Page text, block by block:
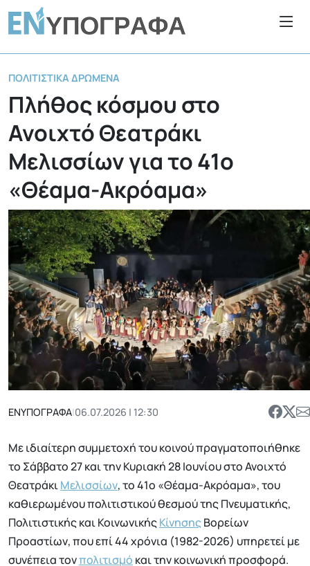
ΠΟΛΙΤΙΣΤΙΚΆ ΔΡΏΜΕΝΑ
Πλήθος κόσμου στο
Ανοιχτό Θεατράκι
Μελισσίων για το 41ο
«Θέαμα-Ακρόαμα»
ΕΝΥΠΟΓΡΑΦΑ|06.07.2026 | 12:30
Με ιδιαίτερη συμμετοχή του κοινού πραγματοποιήθηκε
το Σάββατο 27 και την Κυριακή 28 Ιουνίου στο Ανοιχτό
ΘεατράκιΜελισσίων, το 41ο «Θέαμα-Ακρόαμα», του
καθιερωμένου πολιτιστικού θεσμού της Πνευματικής,
Πολιτιστικής και ΚοινωνικήςΚίνησηςΒορείων
Προαστίων, που επί 44 χρόνια (1982-2026) υπηρετεί με
συνέπεια τονπολιτισμό και την κοινωνική προσφορά.